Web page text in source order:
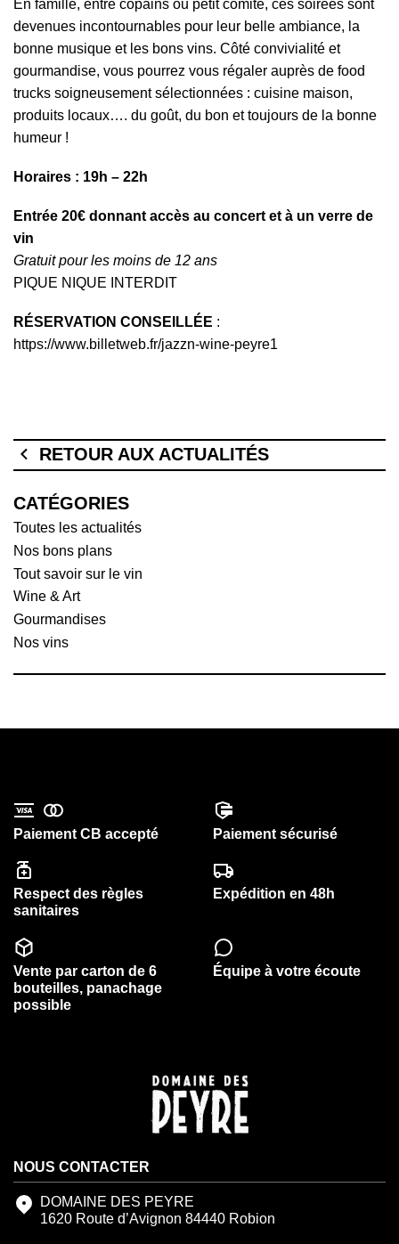
En famille, entre copains ou petit comité, ces soirées sont
devenues incontournables pour leur belle ambiance, la
bonne musique et les bons vins. Côté convivialité et
gourmandise, vous pourrez vous régaler auprès de food
trucks soigneusement sélectionnées : cuisine maison,
produits locaux…. du goût, du bon et toujours de la bonne
humeur !
Horaires : 19h – 22h
Entrée 20€ donnant accès au concert et à un verre de
vin
Gratuit pour les moins de 12 ans
PIQUE NIQUE INTERDIT
RÉSERVATION CONSEILLÉE :
https://www.billetweb.fr/jazzn-wine-peyre1
RETOUR AUX ACTUALITÉS
CATÉGORIES
Toutes les actualités
Nos bons plans
Tout savoir sur le vin
Wine & Art
Gourmandises
Nos vins
Paiement CB accepté Paiement sécurisé
Respect des règles
sanitaires
Expédition en 48h
Vente par carton de 6
bouteilles, panachage
possible
Équipe à votre écoute
NOUS CONTACTER
DOMAINE DES PEYRE
1620 Route d’Avignon 84440 Robion